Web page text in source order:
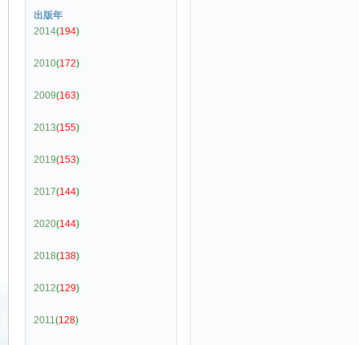
出版年
2014(194)
2010(172)
2009(163)
2013(155)
2019(153)
2017(144)
2020(144)
2018(138)
2012(129)
2011(128)